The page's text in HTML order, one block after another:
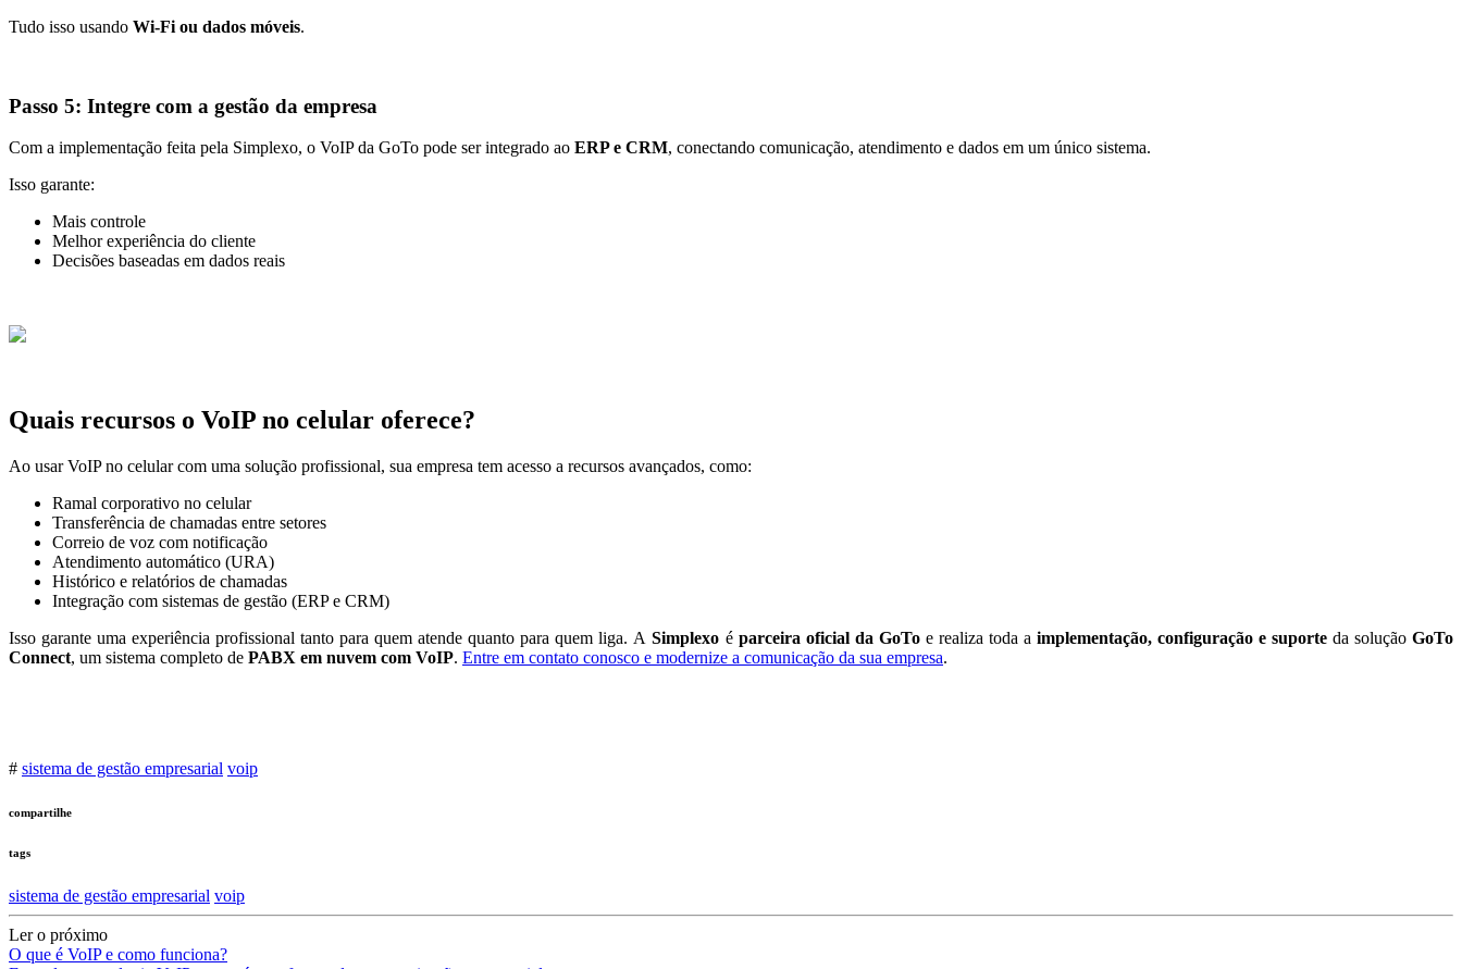
Tudo isso usando Wi-Fi ou dados móveis.
Passo 5: Integre com a gestão da empresa
Com a implementação feita pela Simplexo, o VoIP da GoTo pode ser integrado ao ERP e CRM, conectando comunicação, atendimento e dados em um único sistema.
Isso garante:
Mais controle
Melhor experiência do cliente
Decisões baseadas em dados reais
Quais recursos o VoIP no celular oferece?
Ao usar VoIP no celular com uma solução profissional, sua empresa tem acesso a recursos avançados, como:
Ramal corporativo no celular
Transferência de chamadas entre setores
Correio de voz com notificação
Atendimento automático (URA)
Histórico e relatórios de chamadas
Integração com sistemas de gestão (ERP e CRM)
Isso garante uma experiência profissional tanto para quem atende quanto para quem liga. ASimplexo é parceira oficial da GoToe realiza toda a implementação, configuração e suporteda soluçãoGoTo
Connect, um sistema completo de PABX em nuvem com VoIP. Entre em contato conosco e modernize a comunicação da sua empresa.
# sistema de gestão empresarial voip
compartilhe
tags
sistema de gestão empresarial voip
Ler o próximo
O que é VoIP e como funciona?